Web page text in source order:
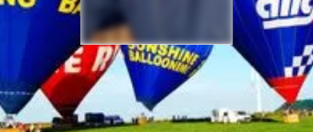
Sicherheit bei Ihrer
Ballonfahrt – Gut
vorbereitet in die Luft